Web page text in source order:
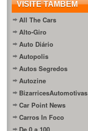
VISITE TAMBÉM
All The Cars
Alto-Giro
Auto Diário
Autopolis
Autos Segredos
Autozine
BizarricesAutomotivas
Car Point News
Carros In Foco